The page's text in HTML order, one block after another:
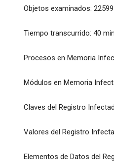
Objetos examinados:
Tiempo transcurrido: 40
Procesos en Memoria
Módulos en Memoria
Claves del Registro
Valores del Registro
Elementos de Datos del